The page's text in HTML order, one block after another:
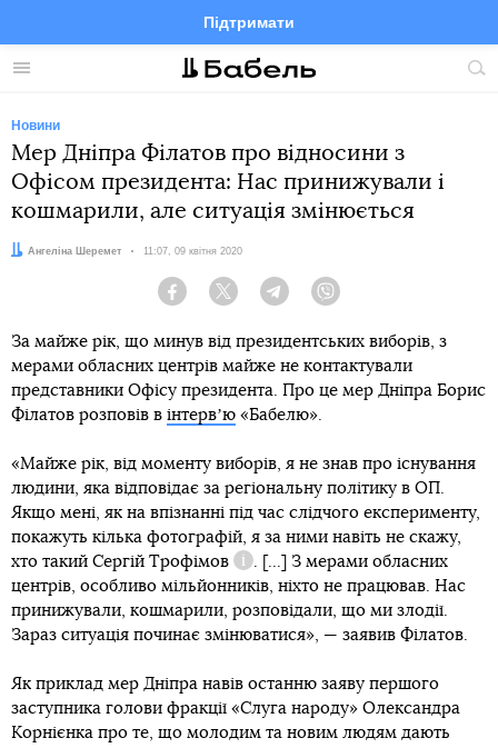
Меню
Підтримати
FacebookTelegramTwitter
Новини
Мер Дніпра Філатов про відносини з
Офісом президента: Нас принижували і
кошмарили, але ситуація змінюється
Автор:
Ангеліна Шеремет Дата:
11:07, 09 квітня 2020
Facebook Twitter Telegram
За майже рік, що минув від президентських виборів, з
мерами обласних центрів майже не контактували
представники Офісу президента. Про це мер Дніпра Борис
Філатов розповів в інтервʼю «Бабелю».
«Майже рік, від моменту виборів, я не знав про існування
людини, яка відповідає за регіональну політику в ОП.
Якщо мені, як на впізнанні під час слідчого експерименту,
покажуть кілька фотографій, я за ними навіть не скажу,
хто такий Сергій Трофімов
Довідка
. [...] З мерами обласних
центрів, особливо мільйонників, ніхто не працював. Нас
принижували, кошмарили, розповідали, що ми злодії.
Зараз ситуація починає змінюватися», — заявив Філатов.
Як приклад мер Дніпра навів останню заяву першого
заступника голови фракції «Слуга народу» Олександра
Корнієнка про те, що молодим та новим людям дають